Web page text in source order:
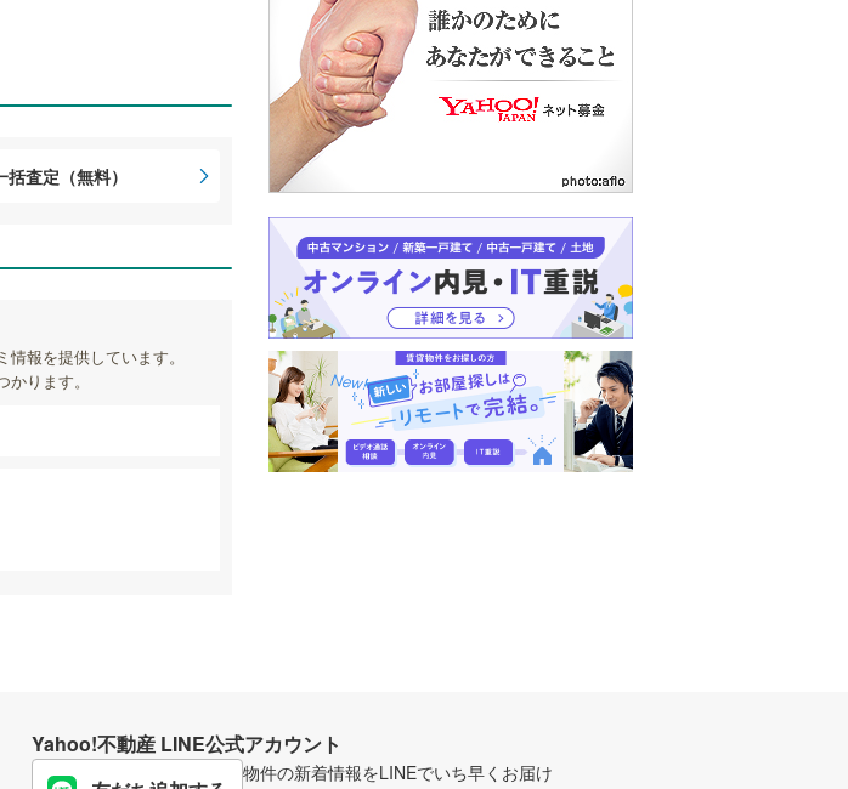
査定（無料）
報を提供しています。
ります。
Yahoo!不動産 LINE公式アカウント
物件の新着情報をLINEでいち早くお届け